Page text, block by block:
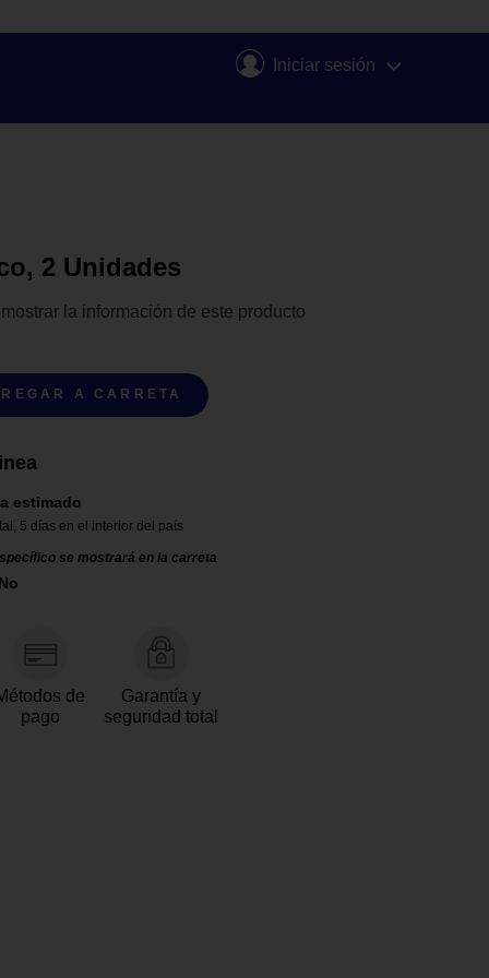
Iniciar sesión
2 Unidades
la información de este producto
A CARRETA
estimado
, 5 días en el interior del país
se mostrará en la carreta
de
pago
Garantía y
seguridad total